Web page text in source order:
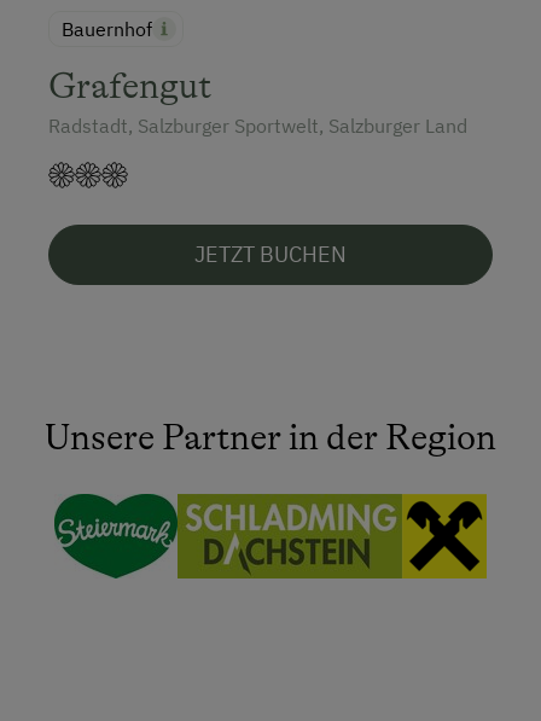
Bauernhof
Grafengut
Radstadt, Salzburger Sportwelt, Salzburger Land
JETZT BUCHEN
Unsere Partner in der Region